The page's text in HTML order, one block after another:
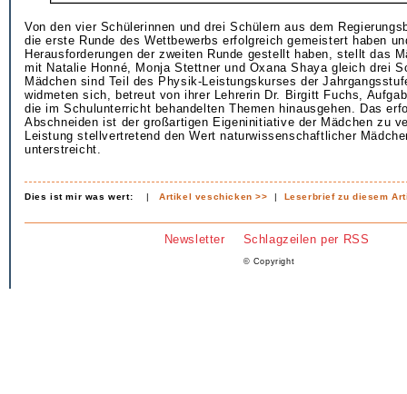
Von den vier Schülerinnen und drei Schülern aus dem
die erste Runde des Wettbewerbs erfolgreich gemeistert haben
Herausforderungen der zweiten Runde gestellt haben, stellt das
mit Natalie Honné, Monja Stettner und Oxana Shaya gleich drei
Mädchen sind Teil des Physik-Leistungskurses der
widmeten sich, betreut von ihrer Lehrerin Dr. Birgitt Fuchs,
die im Schulunterricht behandelten Themen hinausgehen. Das
Abschneiden ist der großartigen Eigeninitiative der Mädchen zu
Leistung stellvertretend den Wert naturwissenschaftlicher
unterstreicht.
Dies ist mir was wert: |Artikel veschicken >> | Leserbrief zu diesem
Newsletter Schlagzeilen per RSS
© Copyright